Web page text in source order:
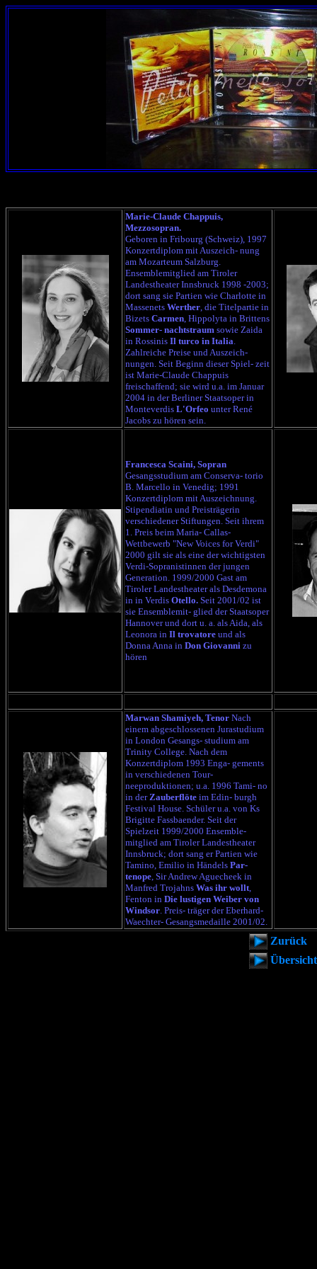
Marie-Claude Chappuis,
Mezzosopran.
Geboren in Fribourg (Schweiz), 1997
Konzertdiplom mit Auszeich- nung
am Mozarteum Salzburg.
Ensemblemitglied am Tiroler
Landestheater Innsbruck 1998 -2003;
dort sang sie Partien wie Charlotte in
Massenets Werther, die Titelpartie in
Bizets Carmen, Hippolyta in Brittens
Sommer- nachtstraum sowie Zaida
in Rossinis Il turco in Italia.
Zahlreiche Preise und Auszeich-
nungen. Seit Beginn dieser Spiel- zeit
ist Marie-Claude Chappuis
freischaffend; sie wird u.a. im Januar
2004 in der Berliner Staatsoper in
Monteverdis L'Orfeo unter René
Jacobs zu hören sein.
Francesca Scaini, Sopran
Gesangsstudium am Conserva- torio
B. Marcello in Venedig; 1991
Konzertdiplom mit Auszeichnung.
Stipendiatin und Preisträgerin
verschiedener Stiftungen. Seit ihrem
1. Preis beim Maria- Callas-
Wettbewerb "New Voices for Verdi"
2000 gilt sie als eine der wichtigsten
Verdi-Sopranistinnen der jungen
Generation. 1999/2000 Gast am
Tiroler Landestheater als Desdemona
in in Verdis Otello. Seit 2001/02 ist
sie Ensemblemit- glied der Staatsoper
Hannover und dort u. a. als Aida, als
Leonora in Il trovatore und als
Donna Anna in Don Giovanni zu
hören
Marwan Shamiyeh, Tenor Nach
einem abgeschlossenen Jurastudium
in London Gesangs- studium am
Trinity College. Nach dem
Konzertdiplom 1993 Enga- gements
in verschiedenen Tour-
neeproduktionen; u.a. 1996 Tami- no
in derZauberflöte im Edin- burgh
Festival House. Schüler u.a. von Ks
Brigitte Fassbaender. Seit der
Spielzeit 1999/2000 Ensemble-
mitglied am Tiroler Landestheater
Innsbruck; dort sang er Partien wie
Tamino, Emilio in Händels Par-
tenope, Sir Andrew Aguecheek in
Manfred Trojahns Was ihr wollt,
Fenton in Die lustigen Weiber von
Windsor. Preis- träger der Eberhard-
Waechter- Gesangsmedaille 2001/02.
Zurück
Übersicht